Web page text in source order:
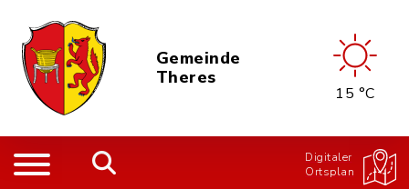
Gemeinde
Theres
15 °C
Digitaler
Ortsplan